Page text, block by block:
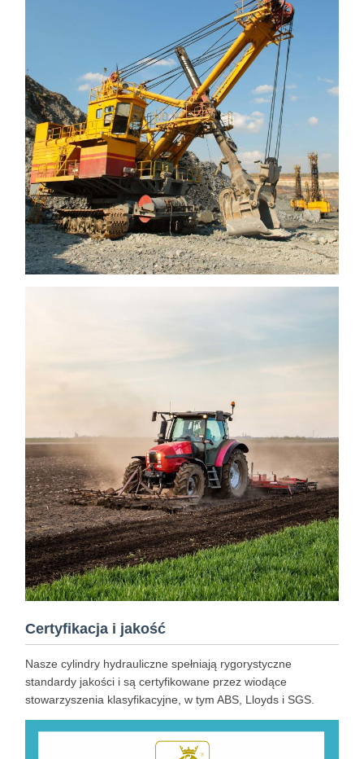
Certyfikacja i jakość
Nasze cylindry hydrauliczne spełniają rygorystyczne
standardy jakości i są certyfikowane przez wiodące
stowarzyszenia klasyfikacyjne, w tym ABS, Lloyds i SGS.